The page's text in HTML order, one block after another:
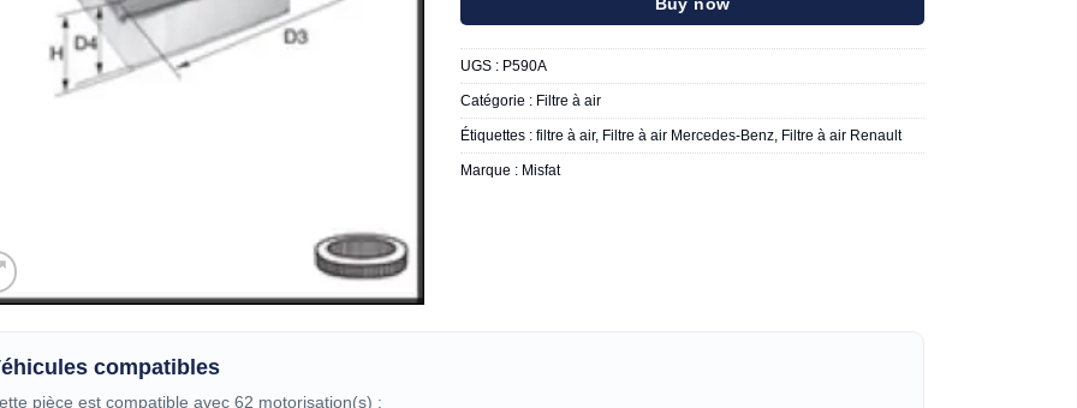
Buy now
UGS : P590A
Catégorie : Filtre à air
Étiquettes :filtre à air, Filtre à air Mercedes-Benz Filtre à air Renault
Marque : Misfat
compatibles
pièce est compatible avec 62 motorisation(s) :